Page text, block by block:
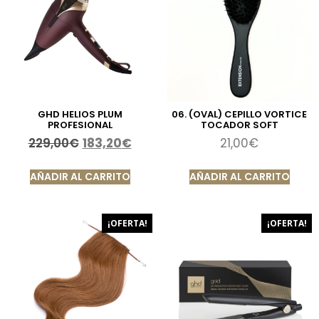
GHD HELIOS PLUM
PROFESIONAL
229,00€ 183,20€
AÑADIR AL CARRITO
06. (OVAL) CEPILLO VORTICE
TOCADOR SOFT
21,00€
AÑADIR AL CARRITO
¡OFERTA! ¡OFERTA!